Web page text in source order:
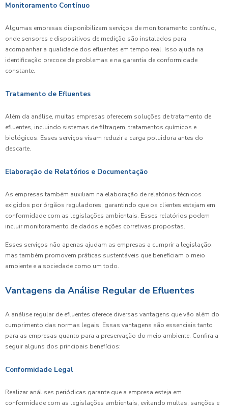
Monitoramento Contínuo
Algumas empresas disponibilizam serviços de monitoramento contínuo,
onde sensores e dispositivos de medição são instalados para
acompanhar a qualidade dos efluentes em tempo real. Isso ajuda na
identificação precoce de problemas e na garantia de conformidade
constante.
Tratamento de Efluentes
Além da análise, muitas empresas oferecem soluções de tratamento de
efluentes, incluindo sistemas de filtragem, tratamentos químicos e
biológicos. Esses serviços visam reduzir a carga poluidora antes do
descarte.
Elaboração de Relatórios e Documentação
As empresas também auxiliam na elaboração de relatórios técnicos
exigidos por órgãos reguladores, garantindo que os clientes estejam em
conformidade com as legislações ambientais. Esses relatórios podem
incluir monitoramento de dados e ações corretivas propostas.
Esses serviços não apenas ajudam as empresas a cumprir a legislação,
mas também promovem práticas sustentáveis que beneficiam o meio
ambiente e a sociedade como um todo.
Vantagens da Análise Regular de Efluentes
A análise regular de efluentes oferece diversas vantagens que vão além do
cumprimento das normas legais. Essas vantagens são essenciais tanto
para as empresas quanto para a preservação do meio ambiente. Confira a
seguir alguns dos principais benefícios:
Conformidade Legal
Realizar análises periódicas garante que a empresa esteja em
conformidade com as legislações ambientais, evitando multas, sanções e